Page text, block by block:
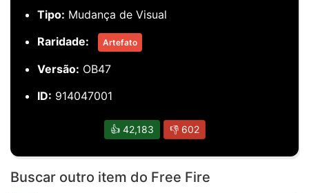
Tipo: Mudança de Visual
Raridade:
Artefato
Versão: OB47
ID: 914047001
👍 42,183 👎 602
Buscar outro item do Free Fire